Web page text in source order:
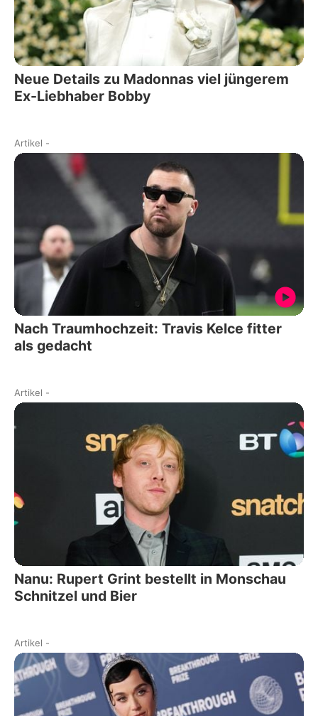
Neue Details zu Madonnas viel jüngerem
Ex-Liebhaber Bobby
Artikel -
Nach Traumhochzeit: Travis Kelce fitter
als gedacht
Artikel -
Nanu: Rupert Grint bestellt in Monschau
Schnitzel und Bier
Artikel -